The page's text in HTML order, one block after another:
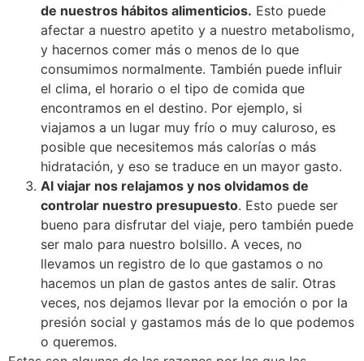
de nuestros hábitos alimenticios. Esto puede
afectar a nuestro apetito y a nuestro metabolismo,
y hacernos comer más o menos de lo que
consumimos normalmente. También puede influir
el clima, el horario o el tipo de comida que
encontramos en el destino. Por ejemplo, si
viajamos a un lugar muy frío o muy caluroso, es
posible que necesitemos más calorías o más
hidratación, y eso se traduce en un mayor gasto.
Al viajar nos relajamos y nos olvidamos de
controlar nuestro presupuesto. Esto puede ser
bueno para disfrutar del viaje, pero también puede
ser malo para nuestro bolsillo. A veces, no
llevamos un registro de lo que gastamos o no
hacemos un plan de gastos antes de salir. Otras
veces, nos dejamos llevar por la emoción o por la
presión social y gastamos más de lo que podemos
o queremos.